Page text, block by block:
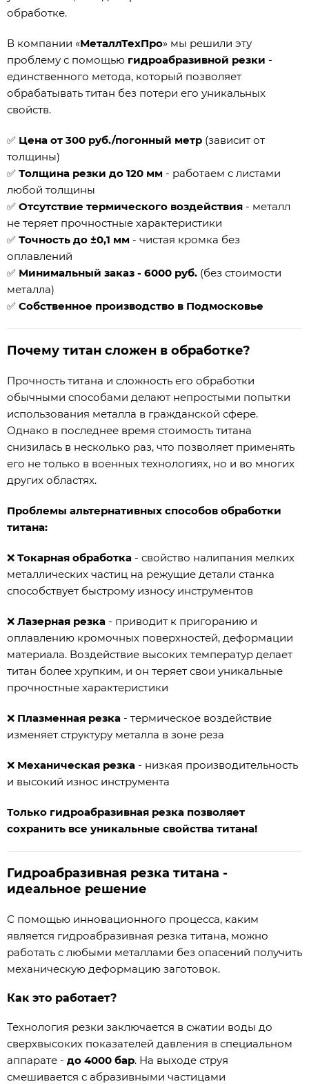
обработке.
В компании «МеталлТехПро» мы решили эту
проблему с помощью гидроабразивной резки -
единственного метода, который позволяет
обрабатывать титан без потери его уникальных
свойств.
✅ Цена от 300 руб./погонный метр (зависит от
толщины)
✅ Толщина резки до 120 мм - работаем с листами
любой толщины
✅ Отсутствие термического воздействия - металл
не теряет прочностные характеристики
✅ Точность до ±0,1 мм - чистая кромка без
оплавлений
✅ Минимальный заказ - 6000 руб. (без стоимости
металла)
✅ Собственное производство в Подмосковье
Почему титан сложен в обработке?
Прочность титана и сложность его обработки
обычными способами делают непростыми попытки
использования металла в гражданской сфере.
Однако в последнее время стоимость титана
снизилась в несколько раз, что позволяет применять
его не только в военных технологиях, но и во многих
других областях.
Проблемы альтернативных способов обработки
титана:
❌ Токарная обработка - свойство налипания мелких
металлических частиц на режущие детали станка
способствует быстрому износу инструментов
❌ Лазерная резка - приводит к пригоранию и
оплавлению кромочных поверхностей, деформации
материала. Воздействие высоких температур делает
титан более хрупким, и он теряет свои уникальные
прочностные характеристики
❌ Плазменная резка - термическое воздействие
изменяет структуру металла в зоне реза
❌ Механическая резка - низкая производительность
и высокий износ инструмента
Только гидроабразивная резка позволяет
сохранить все уникальные свойства титана!
Гидроабразивная резка титана -
идеальное решение
С помощью инновационного процесса, каким
является гидроабразивная резка титана, можно
работать с любыми металлами без опасений получить
механическую деформацию заготовок.
Как это работает?
Технология резки заключается в сжатии воды до
сверхвысоких показателей давления в специальном
аппарате - до 4000 бар. На выходе струя
смешивается с абразивными частицами